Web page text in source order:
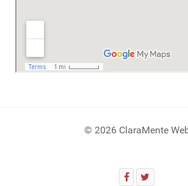
© 2026 ClaraMente